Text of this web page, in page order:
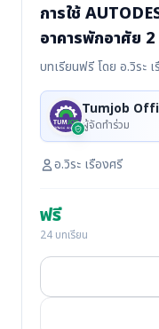
การใช้
อาคารพักอาศัย
บทเรียนฟรี โดย อ.วิระ
Tumjob
ผู้จัดทำร่วม
อ.วิระ เรืองศรี
ฟรี
24 บทเรียน